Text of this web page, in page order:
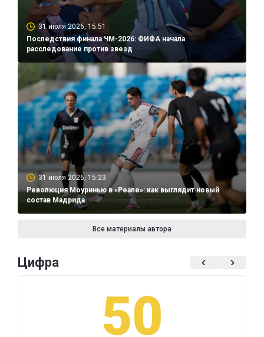
31 июля 2026, 15:51
Последствия финала ЧМ-2026: ФИФА начала
расследование против звезд
31 июля 2026, 15:23
Революция Моуринью в «Реале»: как выглядит новый
состав Мадрида
Все материалы автора
Цифра
50